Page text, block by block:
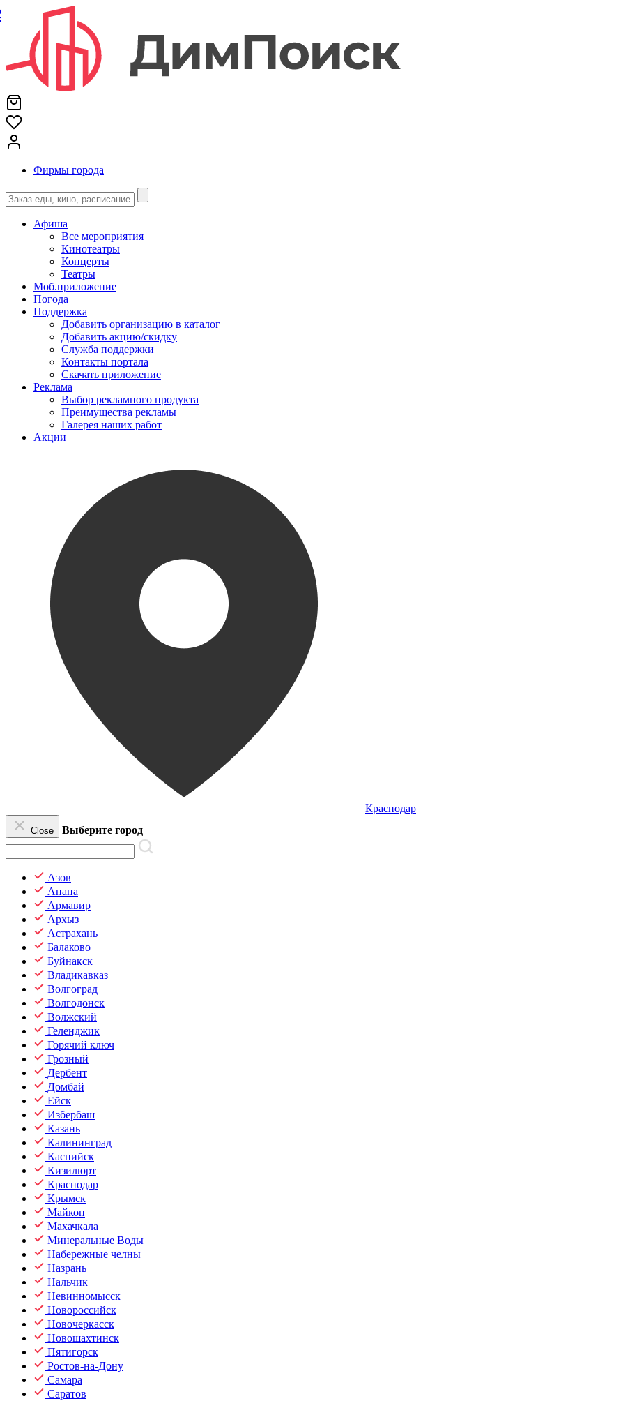
Фирмы города
Афиша
Все мероприятия
Кинотеатры
Концерты
Театры
Моб.приложение
Погода
Поддержка
Добавить организацию в каталог
Добавить акцию/скидку
Служба поддержки
Контакты портала
Скачать приложение
Реклама
Выбор рекламного продукта
Преимущества рекламы
Галерея наших работ
Акции
Краснодар
Close Выберите город
Азов
Анапа
Армавир
Архыз
Астрахань
Балаково
Буйнакск
Владикавказ
Волгоград
Волгодонск
Волжский
Геленджик
Горячий ключ
Грозный
Дербент
Домбай
Ейск
Избербаш
Казань
Калининград
Каспийск
Кизилюрт
Краснодар
Крымск
Майкоп
Махачкала
Минеральные Воды
Набережные челны
Назрань
Нальчик
Невинномысск
Новороссийск
Новочеркасск
Новошахтинск
Пятигорск
Ростов-на-Дону
Самара
Саратов